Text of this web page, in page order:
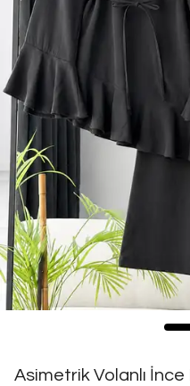
Asimetrik Volanlı İnce